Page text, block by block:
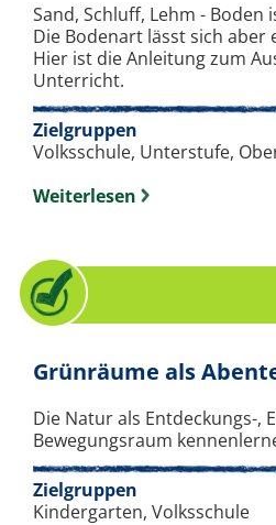
Sand, Schluff, Lehm - Boden
Die Bodenart lässt sich aber
Hier ist die Anleitung zum
Unterricht.
Zielgruppen
Volksschule, Unterstufe,
Weiterlesen
Grünräume als
Die Natur als Entdeckungs-,
Bewegungsraum
Zielgruppen
Kindergarten, Volksschule